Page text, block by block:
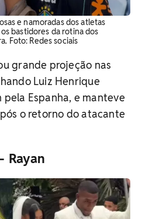
e namoradas dos atletas
bastidores da rotina dos
Foto: Redes sociais
grande projeção nas
Luiz Henrique
Espanha, e manteve
o retorno do atacante
Rayan